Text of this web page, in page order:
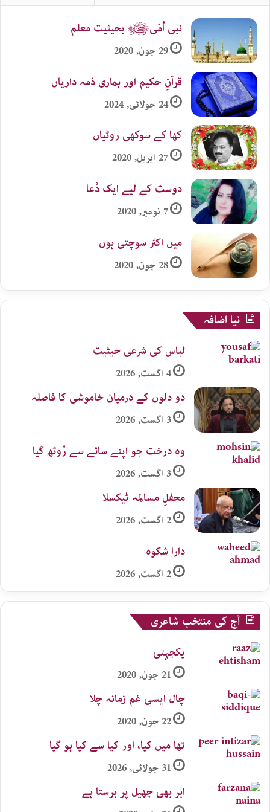
نبی اُمّیﷺ بحیثیت معلم
29 جون, 2020
قرآنِ حکیم اور ہماری ذمہ داریاں
24 جولائی, 2024
کھا کے سوکھی روٹیاں
27 اپریل, 2020
دوست کے لیے ایک دُعا
7 نومبر, 2020
میں اکثر سوچتی ہوں
28 جون, 2020
نیا اضافہ
لباس کی شرعی حیثیت
4 اگست, 2026
دو دلوں کے درمیان خاموشی کا فاصلہ
3 اگست, 2026
وہ درخت جو اپنے سائے سے رُوٹھ گیا
3 اگست, 2026
محفلِ مسالمہ ٹیکسلا
2 اگست, 2026
دارا شکوہ
2 اگست, 2026
آج کی منتخب شاعری
یکجہتی
21 جون, 2020
چال ایسی غم زمانہ چلا
22 جون, 2020
تھا میں کیا، اور کیا سے کیا ہو گیا
31 جولائی, 2026
ابر بھی جھیل پر برستا ہے